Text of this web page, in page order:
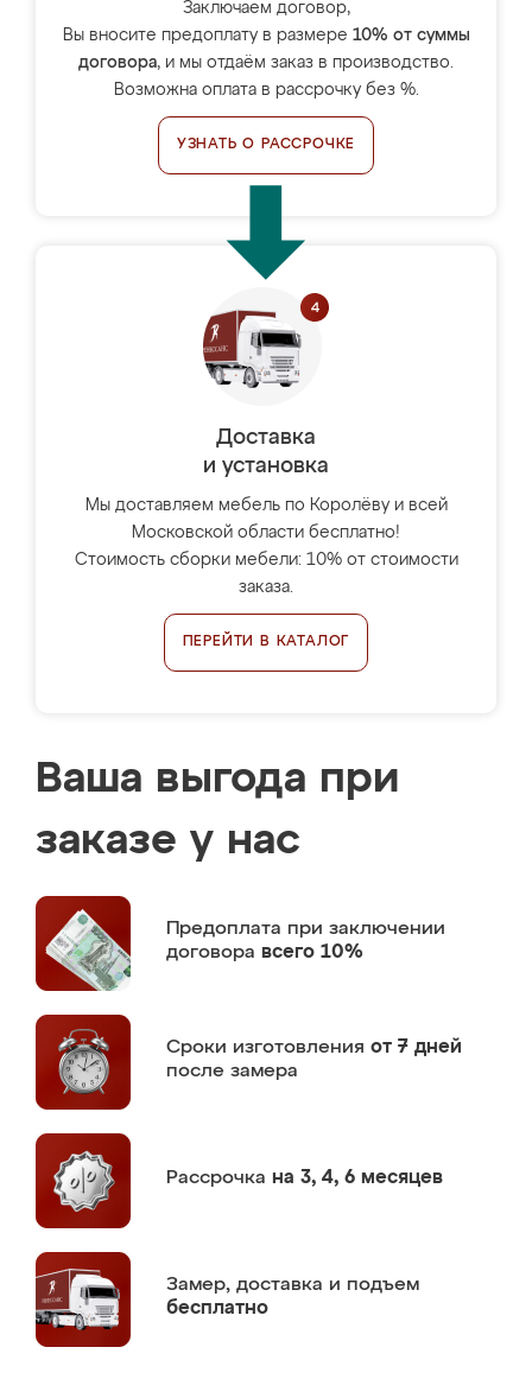
Заключаем договор,
Вы вносите предоплату в размере 10% от суммы
договора, и мы отдаём заказ в производство.
Возможна оплата в рассрочку без %.
УЗНАТЬ О РАССРОЧКЕ
Доставка
и установка
Мы доставляем мебель по Королёву и всей
Московской области бесплатно!
Стоимость сборки мебели: 10% от стоимости
заказа.
ПЕРЕЙТИ В КАТАЛОГ
Ваша выгода при
заказе у нас
Предоплата при заключении
договора всего 10%
Сроки изготовления от 7 дней
после замера
Рассрочка на 3, 4, 6 месяцев
Замер, доставка и подъем
бесплатно